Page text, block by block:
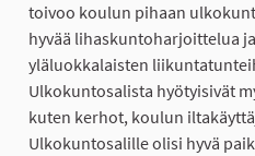
toivoo koulun pihaan
hyvää lihaskuntoharjoittelua
yläluokkalaisten
Ulkokuntosalista hyötyisivät
kuten kerhot, koulun
Ulkokuntosalille olisi hyvä